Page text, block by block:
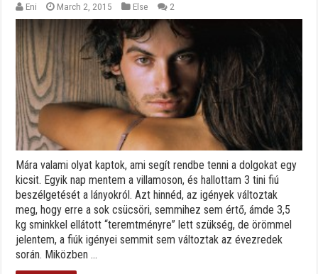
Eni March 2, 2015 Else 2
Mára valami olyat kaptok, ami segít rendbe tenni a dolgokat egy
kicsit. Egyik nap mentem a villamoson, és hallottam 3 tini fiú
beszélgetését a lányokról. Azt hinnéd, az igények változtak
meg, hogy erre a sok csücsöri, semmihez sem értő, ámde 3,5
kg sminkkel ellátott “teremtményre” lett szükség, de örömmel
jelentem, a fiúk igényei semmit sem változtak az évezredek
során. Miközben ...